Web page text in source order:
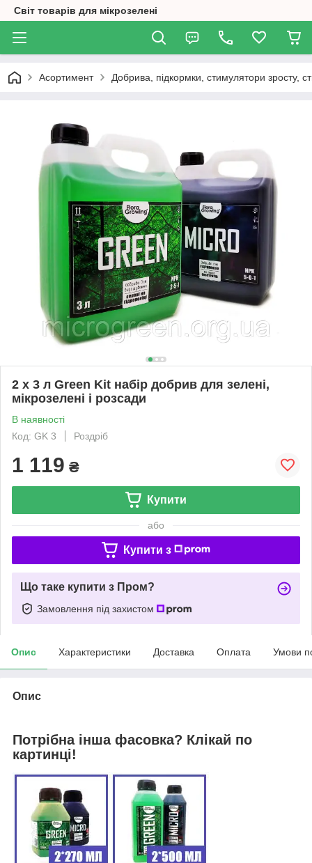
Світ товарів для мікрозелені
Асортимент Добрива, підкормки, стимулятори зросту,
2 х 3 л Green Kit набір добрив для зелені,
мікрозелені і розсади
В наявності
Код: GK 3
Роздріб
1 119 ₴
Купити
або
Купити з
Що таке купити з Пром?
Замовлення під захистом
Опис Характеристики Доставка Оплата Умови
Опис
Потрібна інша фасовка? Клікай по
картинці!